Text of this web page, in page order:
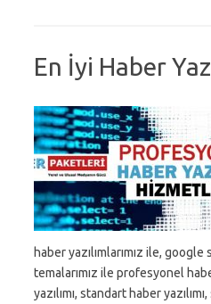
En İyi Haber
haber yazılımlarımız ile,
temalarımız ile profesyonel
yazılımı, standart haber